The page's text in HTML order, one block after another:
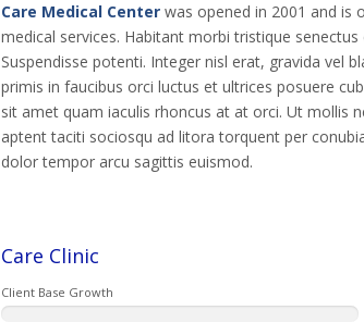
Care Medical Center was opened in 2001 and is
medical services. Habitant morbi tristique
Suspendisse potenti. Integer nisl erat, gravida vel
primis in faucibus orci luctus et ultrices posuere
sit amet quam iaculis rhoncus at at orci. Ut mollis
aptent taciti sociosqu ad litora torquent per
dolor tempor arcu sagittis euismod.
Care Clinic
Client Base Growth